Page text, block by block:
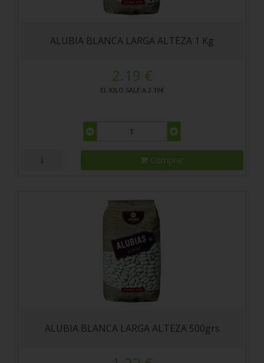
ALUBIA BLANCA LARGA ALTEZA 1 Kg
2.19 €
EL KILO SALE A 2.19€
Comprar
ALUBIA BLANCA LARGA ALTEZA 500grs